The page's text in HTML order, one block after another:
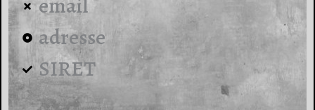
email
adresse
SIRET